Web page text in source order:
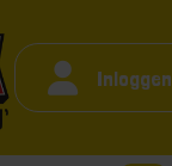
Inloggen